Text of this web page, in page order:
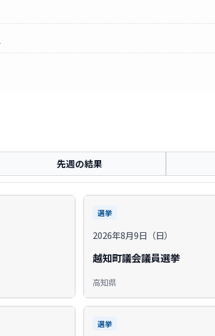
先週の結果
選挙
2026年8月9日（日）
越知町議会議員選挙
高知県
選挙